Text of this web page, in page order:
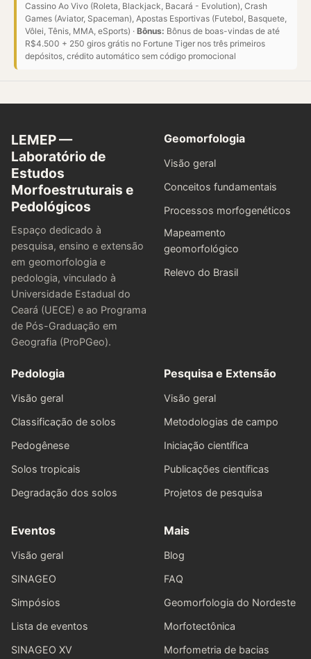
Cassino Ao Vivo (Roleta, Blackjack, Bacará - Evolution), Crash
Games (Aviator, Spaceman), Apostas Esportivas (Futebol, Basquete,
Vôlei, Tênis, MMA, eSports) · Bônus: Bônus de boas-vindas de até
R$4.500 + 250 giros grátis no Fortune Tiger nos três primeiros
depósitos, crédito automático sem código promocional
LEMEP —
Laboratório de
Estudos
Morfoestruturais e
Pedológicos
Espaço dedicado à
pesquisa, ensino e extensão
em geomorfologia e
pedologia, vinculado à
Universidade Estadual do
Ceará (UECE) e ao Programa
de Pós-Graduação em
Geografia (ProPGeo).
Geomorfologia
Visão geral
Conceitos fundamentais
Processos morfogenéticos
Mapeamento
geomorfológico
Relevo do Brasil
Pedologia
Visão geral
Classificação de solos
Pedogênese
Solos tropicais
Degradação dos solos
Pesquisa e Extensão
Visão geral
Metodologias de campo
Iniciação científica
Publicações científicas
Projetos de pesquisa
Eventos
Visão geral
SINAGEO
Simpósios
Lista de eventos
SINAGEO XV
Mais
Blog
FAQ
Geomorfologia do Nordeste
Morfotectônica
Morfometria de bacias